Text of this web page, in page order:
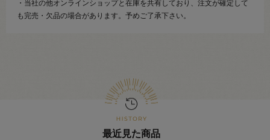
・当社の他オンラインショップと在庫を共有しており、注文が確定して
も完売・欠品の場合があります。予めご了承下さい。
最近見た商品